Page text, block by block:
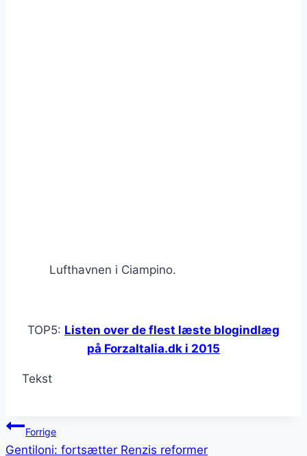
Lufthavnen i Ciampino.
TOP5: Listen over de flest læste blogindlæg
på ForzaItalia.dk i 2015
Tekst
Indlægsnavigation
Forrige
Gentiloni: fortsætter Renzis reformer